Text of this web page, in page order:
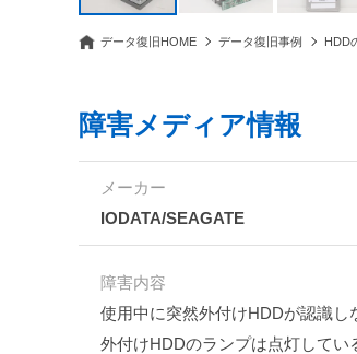
データ復旧HOME データ復旧事例 HDD
障害メディア情報
メーカー
IODATA/SEAGATE
障害内容
使用中に突然外付けHDDが認識し
外付けHDDのランプは点灯してい